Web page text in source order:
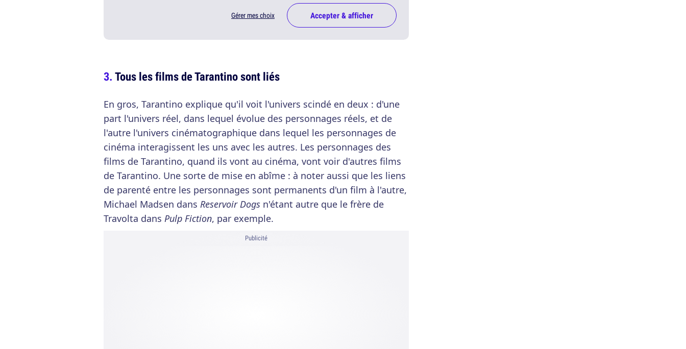
Gérer mes choix Accepter & afficher
Tous les films de Tarantino sont liés
En gros, Tarantino explique qu'il voit l'univers scindé en deux : d'une
part l'univers réel, dans lequel évolue des personnages réels, et de
l'autre l'univers cinématographique dans lequel les personnages de
cinéma interagissent les uns avec les autres. Les personnages des
films de Tarantino, quand ils vont au cinéma, vont voir d'autres films
de Tarantino. Une sorte de mise en abîme : à noter aussi que les liens
de parenté entre les personnages sont permanents d'un film à l'autre,
Michael Madsen dans Reservoir Dogs n'étant autre que le frère de
Travolta dans Pulp Fiction, par exemple.
Publicité